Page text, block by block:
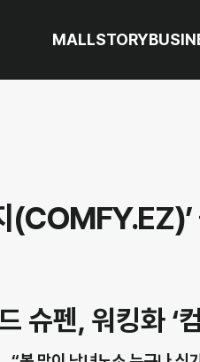
MALLSTORY
(COMFY.EZ)’
슈펜, 워킹화 ‘